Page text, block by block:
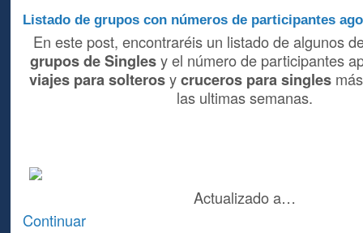
Listado de grupos con números de participantes
En este post, encontraréis un listado de algunos
grupos de Singlesy el número de participantes
viajes para solterosycruceros para singles
las ultimas semanas.
Actualizado a…
Continuar